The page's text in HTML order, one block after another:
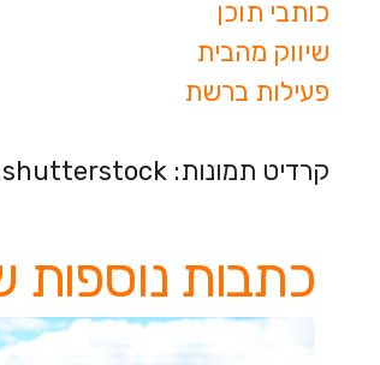
כותבי תוכן
שיווק מהבית
פעילות ברשת
קרדיט תמונות: shutterstock
כתבות נוספות